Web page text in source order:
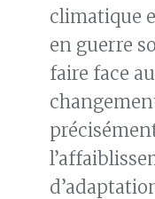
climatique
en guerre
faire face